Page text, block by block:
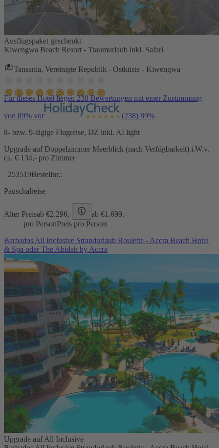
Ausflugspaket geschenkt
Kiwengwa Beach Resort - Traumurlaub inkl. Safari
Tansania, Vereinigte Republik - Ostküste - Kiwengwa
Für dieses Hotel liegen 238 Bewertungen mit einer Zustimmung
von 89% vor (238) 89%
8- bzw. 9-tägige Flugreise, DZ inkl. AI light
Upgrade auf Doppelzimmer Meerblick (nach Verfügbarkeit) i.W.v.
ca. € 134,- pro Zimmer
253519Bestellnr.:
Pauschalreise
Alter Preisab €2.296,- ab €1.699,-
pro PersonPreis pro Person
Barbados All Inclusive Strandurlaub Roulette - Accra Beach Hotel
& Spa oder The Abidah by Accra
Upgrade auf All Inclusive